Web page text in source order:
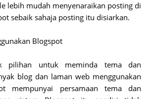
lebih mudah menyenaraikan posting di
sebaik sahaja posting itu disiarkan.
Blogspot
pilihan untuk meminda tema dan
blog dan laman web menggunakan
mempunyai persamaan tema dan